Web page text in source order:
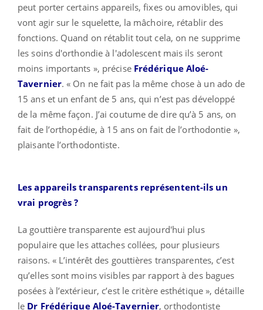
peut porter certains appareils, fixes ou amovibles, qui
vont agir sur le squelette, la mâchoire, rétablir des
fonctions. Quand on rétablit tout cela, on ne supprime
les soins d'orthondie à l'adolescent mais ils seront
moins importants », précise Frédérique Aloé-
Tavernier. « On ne fait pas la même chose à un ado de
15 ans et un enfant de 5 ans, qui n’est pas développé
de la même façon. J’ai coutume de dire qu’à 5 ans, on
fait de l’orthopédie, à 15 ans on fait de l’orthodontie »,
plaisante l’orthodontiste.
Les appareils transparents représentent-ils un
vrai progrès ?
La gouttière transparente est aujourd'hui plus
populaire que les attaches collées, pour plusieurs
raisons. « L’intérêt des gouttières transparentes, c’est
qu’elles sont moins visibles par rapport à des bagues
posées à l’extérieur, c’est le critère esthétique », détaille
le Dr Frédérique Aloé-Tavernier, orthodontiste